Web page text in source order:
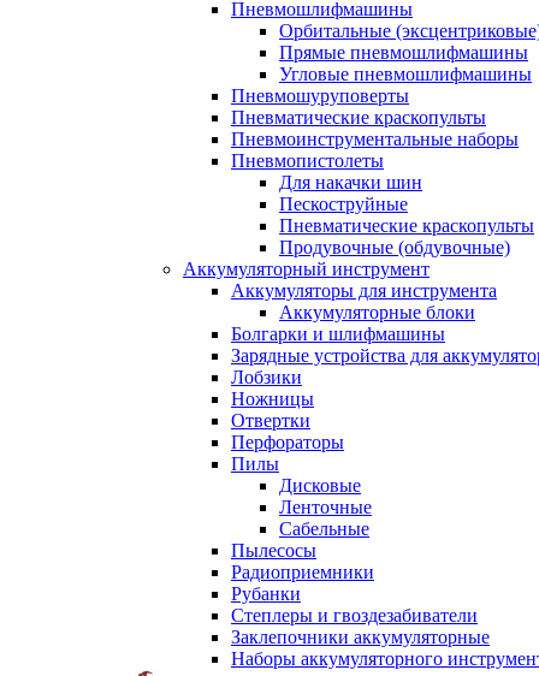
Пневмошлифмашины
Орбитальные
Прямые пневмошлифмашины
Угловые пневмошлифмашины
Пневмошуруповерты
Пневматические краскопульты
Пневмоинструментальные наборы
Пневмопистолеты
Для накачки шин
Пескоструйные
Пневматические краскопульты
Продувочные (обдувочные)
Аккумуляторный инструмент
Аккумуляторы для инструмента
Аккумуляторные блоки
Болгарки и шлифмашины
Зарядные устройства для
Лобзики
Ножницы
Отвертки
Перфораторы
Пилы
Дисковые
Ленточные
Сабельные
Пылесосы
Радиоприемники
Рубанки
Степлеры и гвоздезабиватели
Заклепочники аккумуляторные
Наборы аккумуляторного